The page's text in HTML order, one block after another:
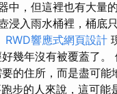
中，但這裡也有大量
浸入雨水桶裡，桶底
RWD響應式網頁設計
幾年沒有被覆蓋了。
的住所，而是盡可能
步的人來說，這可能